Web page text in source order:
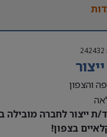
לפי צורך
242432
והצפון
ת ייצור לחברה מובילה
בצפון!